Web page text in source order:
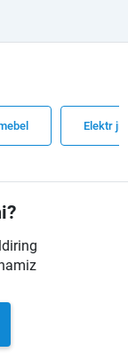
Elektr